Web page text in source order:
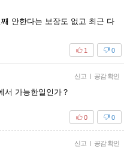
안한다는 보장도 없고 최근 다
0
1
신고 | 공감 확인
서 가능한일인가？
0
0
신고 | 공감 확인